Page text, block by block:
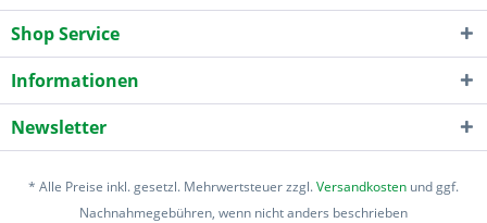
Shop Service
Informationen
Newsletter
* Alle Preise inkl. gesetzl. Mehrwertsteuer zzgl.Versandkosten und ggf.
Nachnahmegebühren, wenn nicht anders beschrieben